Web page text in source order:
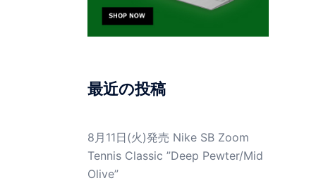
最近の投稿
8月11日(火)発売 Nike SB Zoom
Tennis Classic ”Deep Pewter/Mid
Olive”